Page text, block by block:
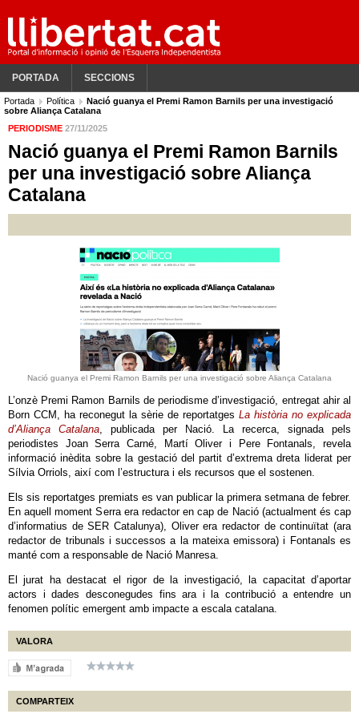
PORTADA SECCIONS
Portada Política
Nació guanya el Premi Ramon Barnils per una investigació
sobre Aliança Catalana
PERIODISME 27/11/2025
Nació guanya el Premi Ramon Barnils
per una investigació sobre Aliança
Catalana
Nació guanya el Premi Ramon Barnils per una investigació sobre Aliança Catalana
L’onzè Premi Ramon Barnils de periodisme d’investigació, entregat ahir al
Born CCM, ha reconegut la sèrie de reportatges La història no explicada
d’Aliança Catalana, publicada per Nació. La recerca, signada pels
periodistes Joan Serra Carné, Martí Oliver i Pere Fontanals, revela
informació inèdita sobre la gestació del partit d’extrema dreta liderat per
Sílvia Orriols, així com l’estructura i els recursos que el sostenen.
Els sis reportatges premiats es van publicar la primera setmana de febrer.
En aquell moment Serra era redactor en cap de Nació (actualment és cap
d’informatius de SER Catalunya), Oliver era redactor de continuïtat (ara
redactor de tribunals i successos a la mateixa emissora) i Fontanals es
manté com a responsable de Nació Manresa.
El jurat ha destacat el rigor de la investigació, la capacitat d’aportar
actors i dades desconegudes fins ara i la contribució a entendre un
fenomen polític emergent amb impacte a escala catalana.
VALORA
COMPARTEIX